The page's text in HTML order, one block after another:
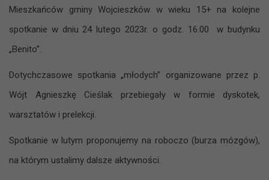
Mieszkańców gminy Wojcieszków w wieku 15+ na kolejne
spotkanie w dniu 24 lutego 2023r. o godz. 16.00 w budynku
„Benito”.
Dotychczasowe spotkania „młodych” organizowane przez p.
Wójt Agnieszkę Cieślak przebiegały w formie dyskotek,
warsztatów i prelekcji.
Spotkanie w lutym proponujemy na roboczo (burza mózgów),
na którym ustalimy dalsze aktywności.